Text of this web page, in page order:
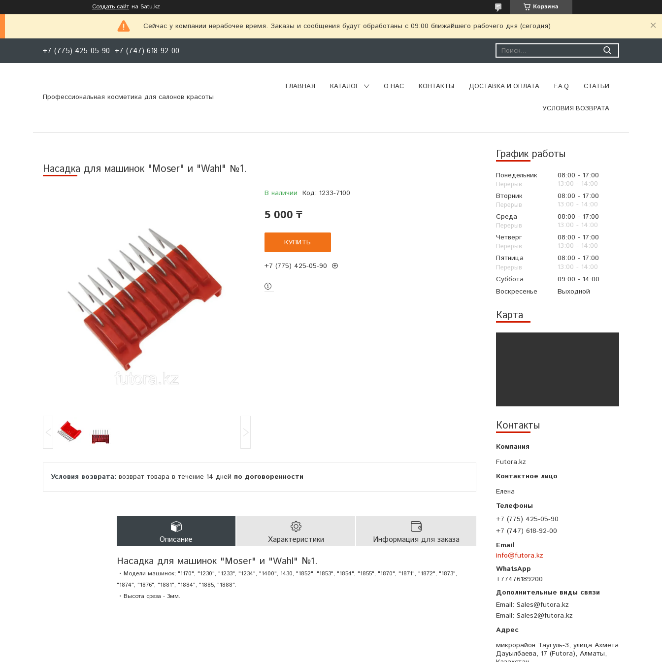
Создать сайт на Satu.kz Корзина
Сейчас у компании нерабочее время. Заказы и сообщения будут обработаны с 09:00 ближайшего рабочего дня (сегодня)
+7 (775) 425-05-90 +7 (747) 618-92-00
Профессиональная косметика для салонов красоты
ГЛАВНАЯ КАТАЛОГ О НАС КОНТАКТЫ ДОСТАВКА И ОПЛАТА F.A.Q СТАТЬИ
УСЛОВИЯ ВОЗВРАТА
График работы
Понедельник 08:00
17:00
13:00
14:00
Вторник
08:00
17:00
13:00
14:00
Среда
08:00
17:00
13:00
14:00
Четверг
08:00
17:00
13:00
14:00
Пятница
08:00
17:00
13:00
14:00
Суббота
09:00
14:00
Воскресенье
Выходной
Карта
Контакты
Futora.kz
Елена
+7 (775) 425-05-90
+7 (747) 618-92-00
info@futora.kz
+77476189200
Email Sales@futora.kz
Email Sales2@futora.kz
микрорайон Таугуль-3, улица Ахмета
Дауылбаева, 17 (Futora), Алматы,
Насадка для машинок "Moser" и "Wahl" №1.
В наличии Код: 1233-7100
5 000 ₸
КУПИТЬ
+7 (775) 425-05-90
возврат товара в течение 14 дней по договоренности
Описание Характеристики Информация для заказа
Насадка для машинок "Moser" и "Wahl" №1.
• Модели машинок; "1170", "1230", "1233", "1234", "1400", 1430, "1852", "1853", "1854", "1855", "1870", "1871", "1872", "1873",
"1874", "1876", "1881", "1884", "1885, "1888".
• Высота среза - 3мм.